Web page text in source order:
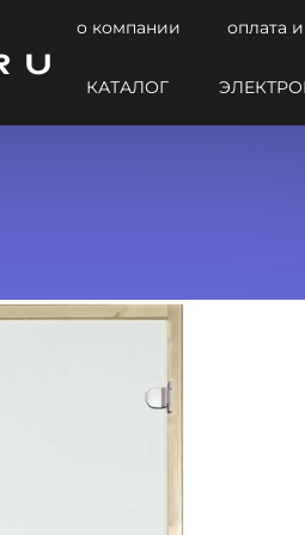
о компании оплата
КАТАЛОГ